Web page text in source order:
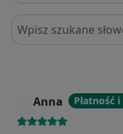
Szukaj w opiniach
Anna Płatność